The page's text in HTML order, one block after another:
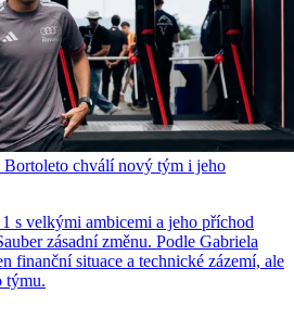
chválí nový tým i jeho
s velkými ambicemi a jeho příchod
zásadní změnu. Podle Gabriela
finanční situace a technické zázemí, ale
týmu.